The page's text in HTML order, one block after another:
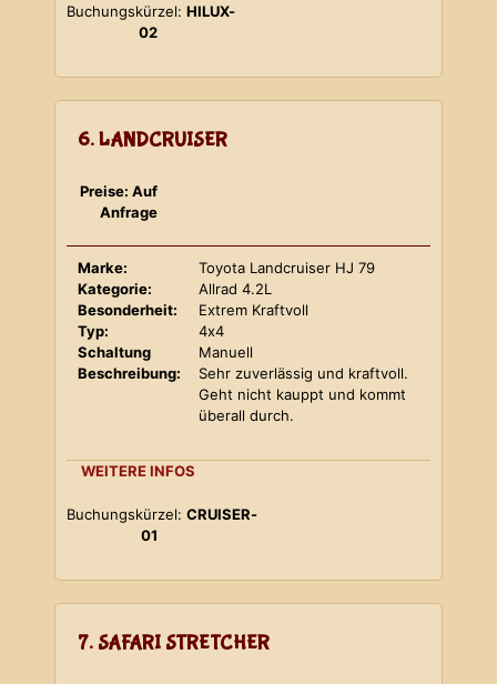
Buchungskürzel: HILUX-
02
6. LANDCRUISER
Preise: Auf
Anfrage
Marke:
Toyota Landcruiser HJ 79
Kategorie:
Allrad 4.2L
Besonderheit:
Extrem Kraftvoll
Typ:
4x4
Schaltung
Manuell
Beschreibung:
Sehr zuverlässig und kraftvoll.
Geht nicht kauppt und kommt
überall durch.
WEITERE INFOS
Buchungskürzel: CRUISER-
01
7. SAFARI STRETCHER